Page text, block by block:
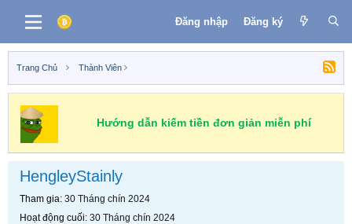
Đăng nhập Đăng ký
Trang Chủ Thành Viên
Hướng dẫn kiếm tiền đơn giản miễn phí
HengleyStainly
Tham gia 30 Tháng chín 2024
Hoạt động cuối 30 Tháng chín 2024